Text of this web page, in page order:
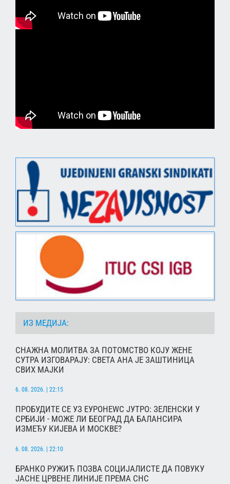
ИЗ МЕДИЈА:
СНАЖНА МОЛИТВА ЗА ПОТОМСТВО КОЈУ ЖЕНЕ
СУТРА ИЗГОВАРАЈУ: СВЕТА АНА ЈЕ ЗАШТИНИЦА
СВИХ МАЈКИ
6. 08. 2026. | 22:15
ПРОБУДИТЕ СЕ УЗ ЕУРОНЕWС ЈУТРО: ЗЕЛЕНСКИ У
СРБИЈИ - МОЖЕ ЛИ БЕОГРАД ДА БАЛАНСИРА
ИЗМЕЂУ КИЈЕВА И МОСКВЕ?
6. 08. 2026. | 22:10
БРАНКО РУЖИЋ ПОЗВА СОЦИЈАЛИСТЕ ДА ПОВУКУ
ЈАСНЕ ЦРВЕНЕ ЛИНИЈЕ ПРЕМА СНС